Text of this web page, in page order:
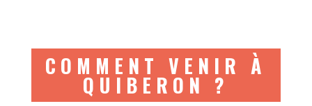
COMMENT VENIR À
QUIBERON ?